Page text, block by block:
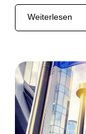
Weiterlesen